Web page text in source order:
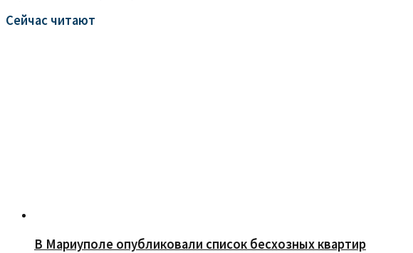
Сейчас читают
В Мариуполе опубликовали список бесхозных квартир